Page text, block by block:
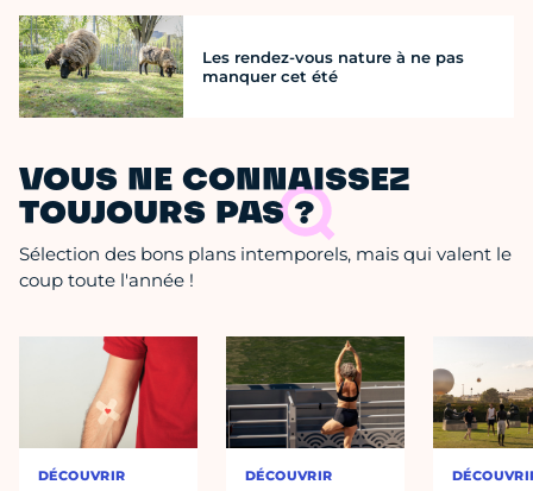
Les rendez-vous nature à ne pas
manquer cet été
VOUS NE CONNAISSEZ
TOUJOURS PAS ?
Sélection des bons plans intemporels, mais qui valent le
coup toute l'année !
DÉCOUVRIR DÉCOUVRIR